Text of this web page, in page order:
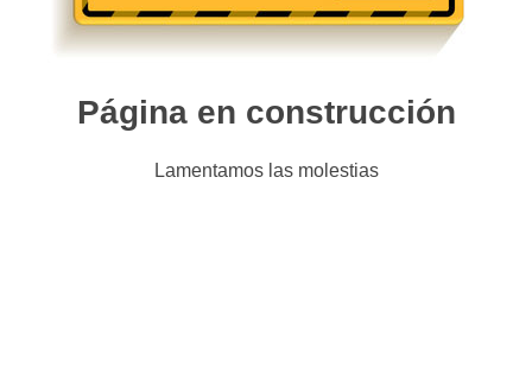
Página en construcción
Lamentamos las molestias